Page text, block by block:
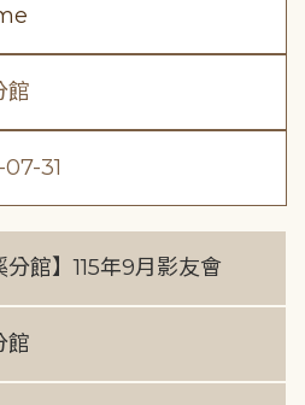
館
31
分館】115年9月影友會
館